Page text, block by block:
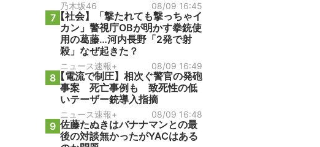
乃木坂46 08/09 16:45
7【社会】「撃たれても撃っちゃイ
カン」警視庁OBが明かす拳銃使
用の葛藤…河内長野「2発で射
殺」なぜ起きた？
ニュース速報+ 08/09 16:49
8【電流で制圧】相次ぐ警官の発砲
事案 死亡事例も 致死性の低
いテーザー銃導入指摘
ニュース速報+ 08/09 16:48
9 佐藤たぬきはバナナマンとの最
後の対談無かったがYACはある